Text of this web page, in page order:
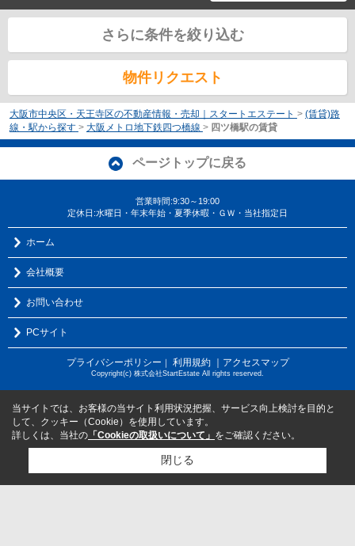
さらに条件を絞り込む
物件リクエスト
大阪市中央区・天王寺区の不動産情報・売却｜スタートエステート > (賃貸)路
線・駅から探す > 大阪メトロ地下鉄四つ橋線 > 四ツ橋駅の賃貸
ページトップに戻る
営業時間:9:30～19:00
定休日:水曜日・年末年始・夏季休暇・ＧＷ・当社指定日
ホーム
会社概要
お問い合わせ
PCサイト
プライバシーポリシー ｜ 利用規約 ｜アクセスマップ
Copyright(c) 株式会社StartEstate All rights reserved.
当サイトでは、お客様の当サイト利用状況把握、サービス向上検討を目的と
して、クッキー（Cookie）を使用しています。
詳しくは、当社の 「Cookieの取扱いについて」 をご確認ください。
閉じる